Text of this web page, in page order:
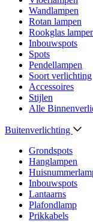
Wandlampen
Rotan lampen
Rookglas
Inbouwspots
Spots
Pendellampen
Soort verlichting
Accessoires
Stijlen
Alle
Buitenverlichting
Grondspots
Hanglampen
Inbouwspots
Lantaarns
Plafondlamp
Prikkabels